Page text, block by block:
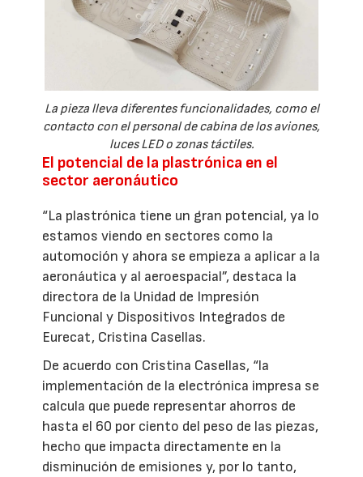
La pieza lleva diferentes funcionalidades, como el
contacto con el personal de cabina de los aviones,
luces LED o zonas táctiles.
El potencial de la plastrónica en el
sector aeronáutico
“La plastrónica tiene un gran potencial, ya lo
estamos viendo en sectores como la
automoción y ahora se empieza a aplicar a la
aeronáutica y al aeroespacial”, destaca la
directora de la Unidad de Impresión
Funcional y Dispositivos Integrados de
Eurecat, Cristina Casellas.
De acuerdo con Cristina Casellas, “la
implementación de la electrónica impresa se
calcula que puede representar ahorros de
hasta el 60 por ciento del peso de las piezas,
hecho que impacta directamente en la
disminución de emisiones y, por lo tanto,